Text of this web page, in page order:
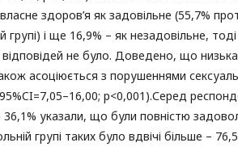
здоров’я як задовільне (55,7%
групі) і ще 16,9% – як незадовільне,
відповідей не було. Доведено, що
асоціюється з порушеннями
р<0,001).Серед
указали, що були повністю
групі таких було вдвічі більше –